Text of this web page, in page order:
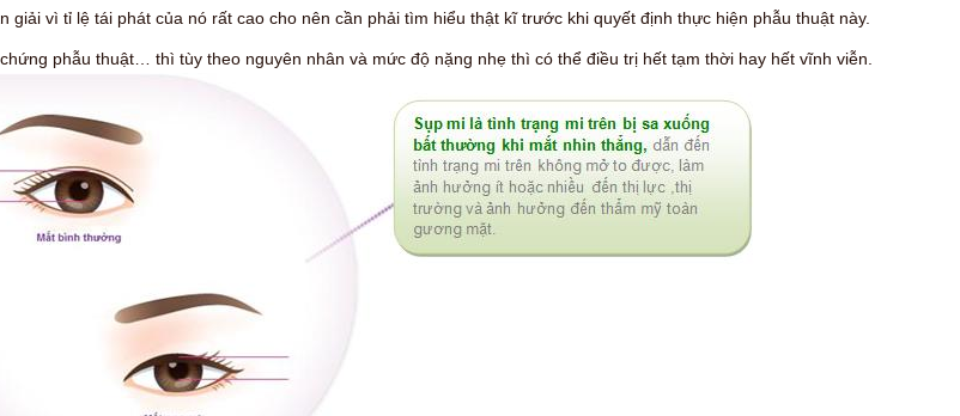
giải vì tỉ lệ tái phát của nó rất cao cho nên cần phải tìm hiểu thật kĩ trước khi quyết định thực hiện phẫu thuật này.
phẫu thuật… thì tùy theo nguyên nhân và mức độ nặng nhẹ thì có thể điều trị hết tạm thời hay hết vĩnh viễn.